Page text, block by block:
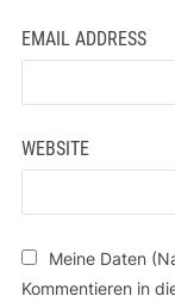
EMAIL ADDRESS
WEBSITE
Meine Daten
Kommentieren in